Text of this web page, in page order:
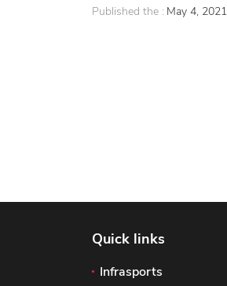
Published the : May 4, 2021
Quick links
Infrasports